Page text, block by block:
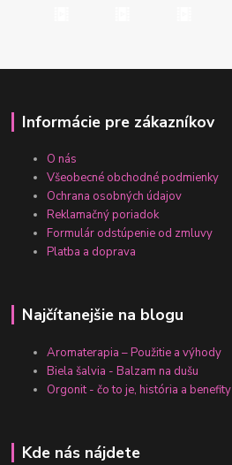
Informácie pre zákazníkov
O nás
Všeobecné obchodné podmienky
Ochrana osobných údajov
Reklamačný poriadok
Formulár odstúpenie od zmluvy
Platba a doprava
Najčítanejšie na blogu
Aromaterapia – Použitie a výhody
Biela šalvia - Balzam na dušu
Orgonit - čo to je, história a benefity
Kde nás nájdete